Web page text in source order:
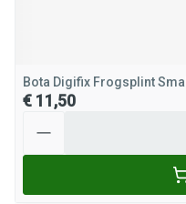
Bota Digifix Frogsplint Small
€ 11,50